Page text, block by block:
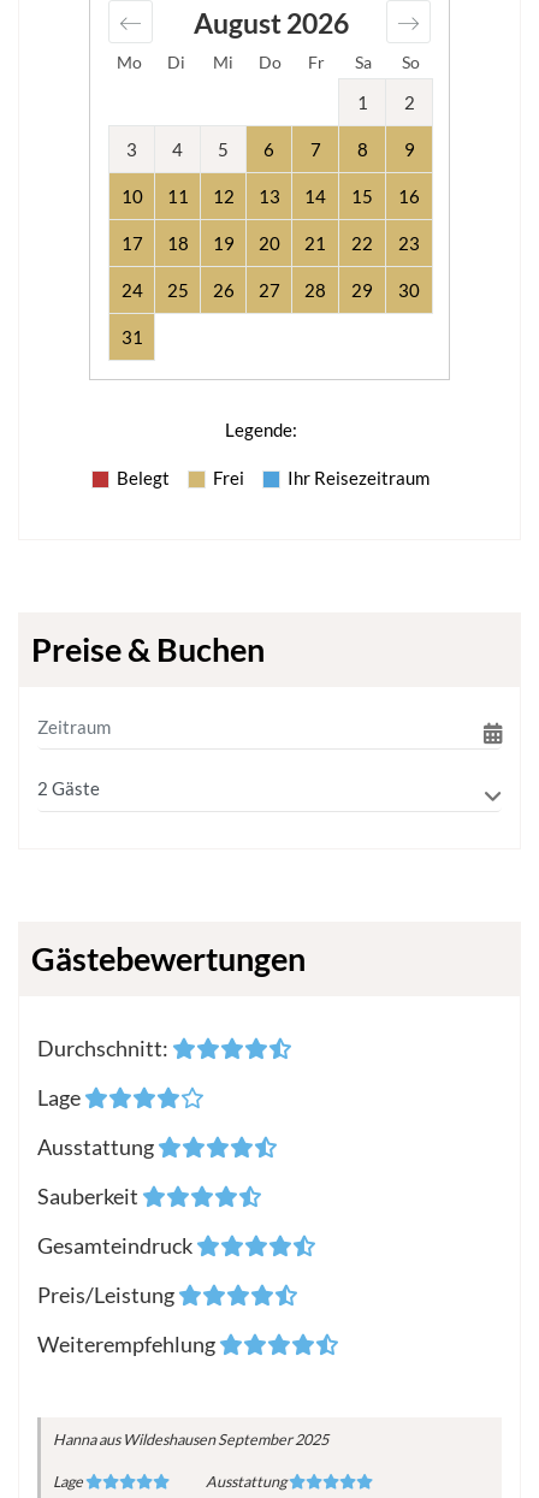
Mo Di Mi Do Fr Sa So
August2026
1 2
3 4 5 6 7 8 9
10 11 12 13 14 15 16
17 18 19 20 21 22 23
24 25 26 27 28 29 30
31
Legende:
Belegt Frei Ihr Reisezeitraum
Preise & Buchen
Gästebewertungen
Durchschnitt:
Lage
Ausstattung
Sauberkeit
Gesamteindruck
Preis/Leistung
Weiterempfehlung
Hannaaus Wildeshausen September 2025
Lage Ausstattung